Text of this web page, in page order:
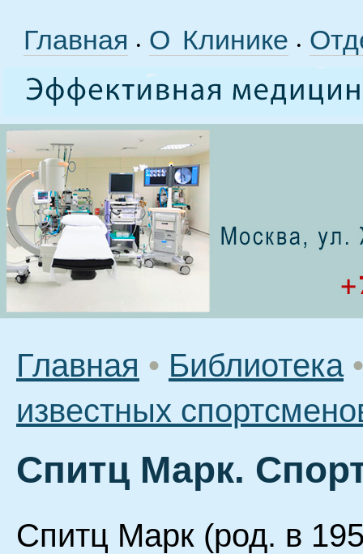
Главная • О Клинике •
Главная • Библиотека •
известных
Спитц Марк.
Спитц Марк (род. в